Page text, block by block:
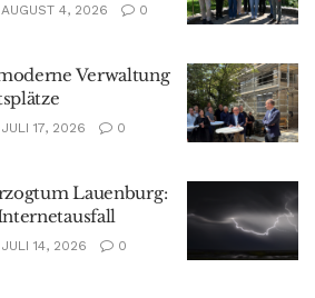
4, 2026
0
Verwaltung
17, 2026
0
Lauenburg:
14, 2026
0